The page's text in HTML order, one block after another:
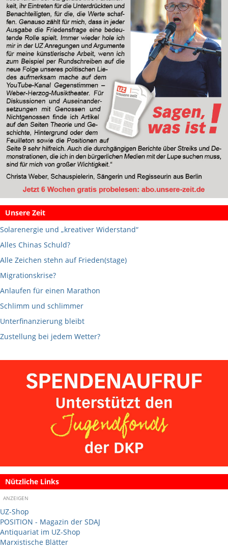
Unsere Zeit
Solarenergie und „kreativer Widerstand“
Alles Chinas Schuld?
Alle Zeichen stehn auf Frieden(stage)
Migrationskrise?
Anlaufen für einen Marathon
Schlimm und schlimmer
Unterfinanzierung bleibt
Zustellung bei jedem Wetter?
Nützliche Links
ANZEIGEN
UZ-Shop
POSITION - Magazin der SDAJ
Antiquariat im UZ-Shop
Marxistische Blätter